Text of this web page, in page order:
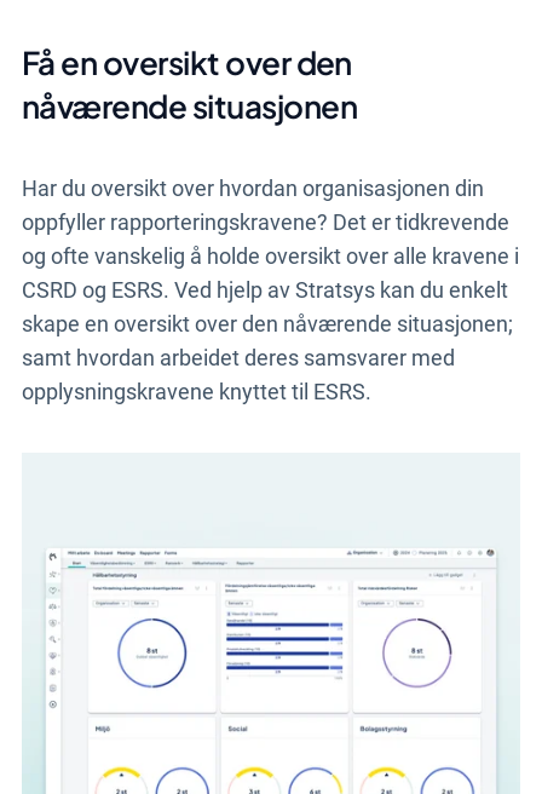
Få en oversikt over den
nåværende situasjonen
Har du oversikt over hvordan organisasjonen din
oppfyller rapporteringskravene? Det er tidkrevende
og ofte vanskelig å holde oversikt over alle kravene i
CSRD og ESRS. Ved hjelp av Stratsys kan du enkelt
skape en oversikt over den nåværende situasjonen;
samt hvordan arbeidet deres samsvarer med
opplysningskravene knyttet til ESRS.